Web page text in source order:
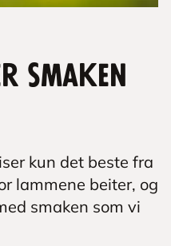
smaken
kun det beste fra
lammene beiter, og
smaken som vi